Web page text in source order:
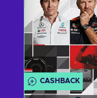
CASHBACK